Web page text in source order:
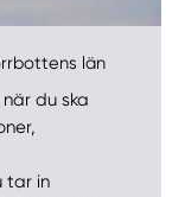
län
du ska
tar in